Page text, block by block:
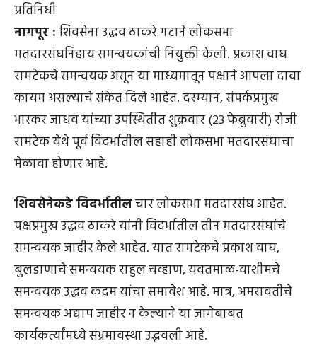
प्रतिनिधी
नागपूर : शिवसेना उद्धव ठाकरे गटाने लोकसभा
मतदारसंघनिहाय समन्वयकांची नियुक्ती केली. प्रकाश वाघ
रामटेकचे समन्वयक असून या माध्यमातून पक्षाने आपला दावा
कायम असल्याचे संकेत दिले आहेत. दरम्यान, संपर्कप्रमुख
भास्कर जाधव यांच्या उपस्थितीत शुक्रवार (२३ फेब्रुवारी) रोजी
रामटेक येथे पूर्व विदर्भातील सहाही लोकसभा मतदारसंघाचा
मेळावा होणार आहे.
शिवसेनेकडे विदर्भातीलचार लोकसभा मतदारसंघ आहेत.
पक्षप्रमुख उद्धव ठाकरे यांनी विदर्भातील तीन मतदारसंघांचे
समन्वयक जाहीर केले आहेत. यात रामटेकचे प्रकाश वाघ,
बुलडाणाचे समन्वयक राहुल चव्हाण, यवतमाळ-वाशीमचे
समन्वयक उद्धव कदम यांचा समावेश आहे. मात्र, अमरावतीचे
समन्वयक अद्याप जाहीर न केल्याने या जागेबाबत
कार्यकर्त्यांमध्ये संभ्रमावस्था उद्भवली आहे.